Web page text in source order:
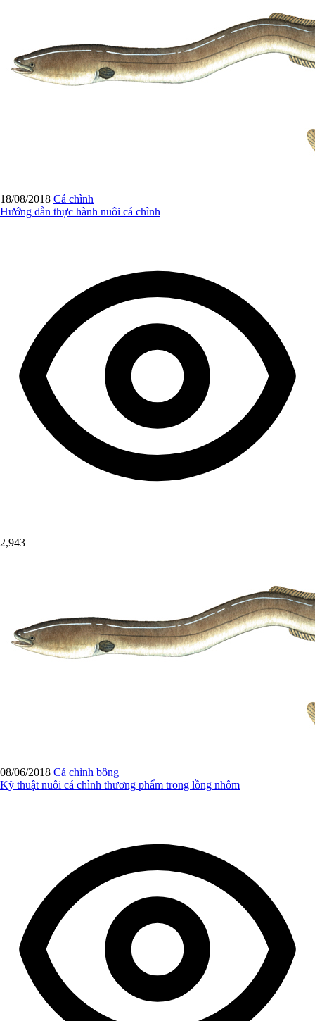
18/08/2018 Cá chình
Hướng dẫn thực hành nuôi cá chình
2,943
08/06/2018 Cá chình bông
Kỹ thuật nuôi cá chình thương phẩm trong lồng nhôm